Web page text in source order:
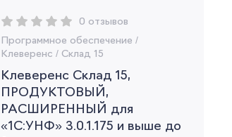
0 отзывов
Программное обеспечение /
Клеверенс / Склад 15
Клеверенс Склад 15,
ПРОДУКТОВЫЙ,
РАСШИРЕННЫЙ для
«1С:УНФ» 3.0.1.175 и выше до